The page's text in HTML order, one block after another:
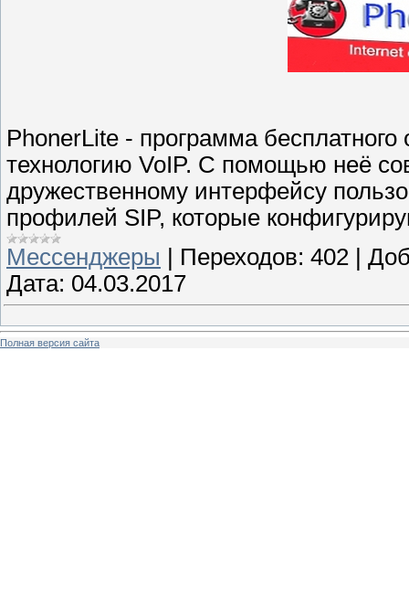
PhonerLite - программа
технологию VoIP. С помощью неё
дружественному интерфейсу
профилей SIP, которые
Мессенджеры
Переходов: 402
Дата: 04.03.2017
Полная версия сайта